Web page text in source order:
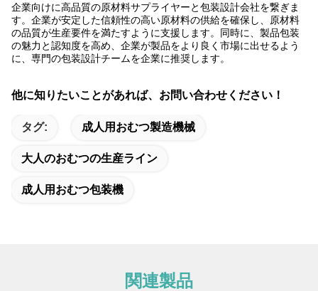
企業向けに高品質の原材料サプライヤーと包装設計会社を繋ぎま
す。企業が安定した信頼性の高い原材料の供給を確保し、原材料
の品質が生産要件を満たすように支援します。同時に、製品包装
の魅力と認知度を高め、企業が製品をより良く市場に出せるよう
に、専門の包装設計チームを企業に推奨します。
他に知りたいことがあれば、お問い合わせください！
タグ: 成人用おむつ製造機械
大人のおむつの生産ライン
成人用おむつ包装機
関連製品